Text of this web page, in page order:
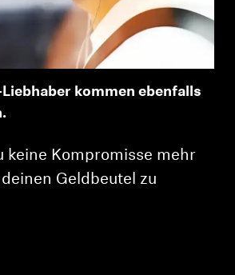
kommen ebenfalls
keine Kompromisse mehr
Geldbeutel zu